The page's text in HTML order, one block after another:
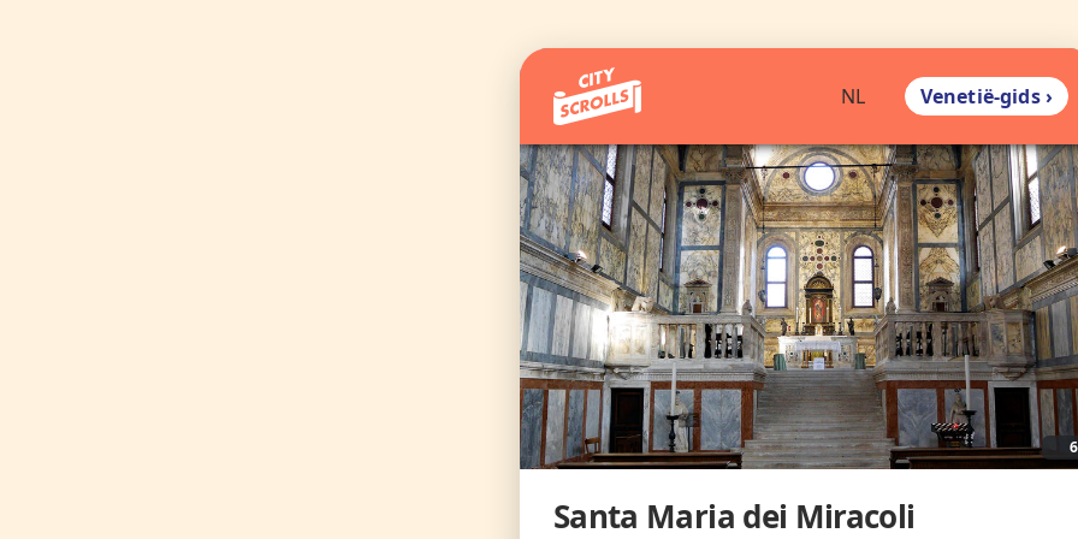
NL Venetië-gids ›
6
Santa Maria dei Miracoli